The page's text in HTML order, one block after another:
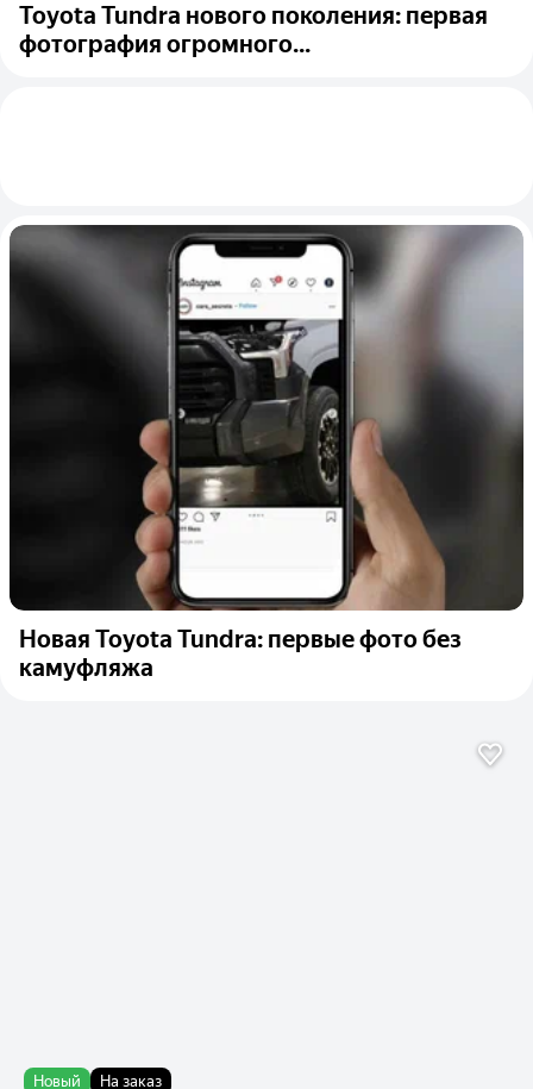
Toyota Tundra нового поколения: первая
фотография огромного...
Новая Toyota Tundra: первые фото без
камуфляжа
Новый На заказ